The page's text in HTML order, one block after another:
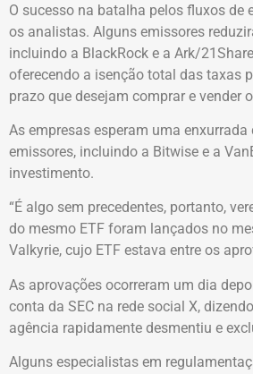
O sucesso na batalha pelos fluxos de
os analistas. Alguns emissores
incluindo a BlackRock e a Ark/
oferecendo a isenção total das taxas
prazo que desejam comprar e vender
As empresas esperam uma
emissores, incluindo a Bitwise e a
investimento.
“É algo sem precedentes, portanto,
do mesmo ETF foram lançados no
Valkyrie, cujo ETF estava entre os
As aprovações ocorreram um dia
conta da SEC na rede social X,
agência rapidamente desmentiu e
Alguns especialistas em